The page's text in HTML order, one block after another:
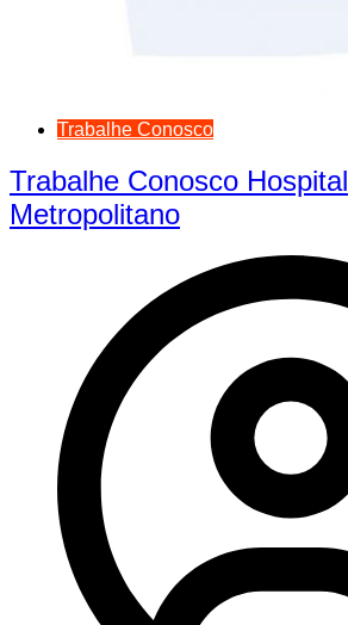
Trabalhe Conosco
Trabalhe Conosco Hospital
Metropolitano